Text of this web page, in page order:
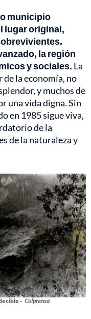
municipio
lugar original,
la región
y sociales. La
la economía, no
y muchos de
una vida digna. Sin
en 1985 sigue viva,
de la
de la naturaleza y
- Colprensa